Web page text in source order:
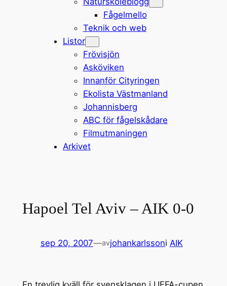
Fågelmello
Teknik och web
Listor
Frövisjön
Asköviken
Innanför Cityringen
Ekolista Västmanland
Johannisberg
ABC för fågelskådare
Filmutmaningen
Arkivet
Hapoel Tel Aviv – AIK 0-0
sep 20, 2007—avjohankarlssoni AIK